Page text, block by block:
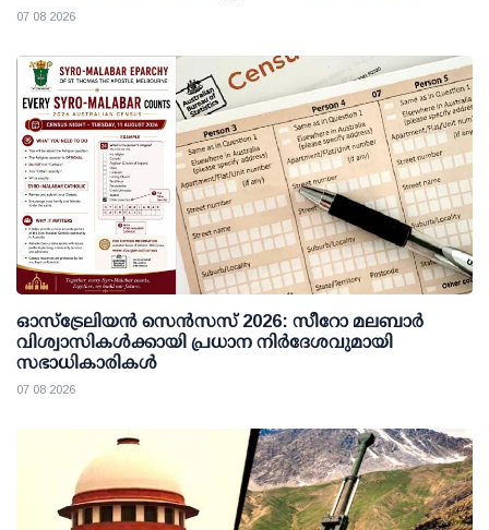
07 08 2026
ഓസ്ട്രേലിയൻ സെൻസസ് 2026: സീറോ മലബാർ
വിശ്വാസികൾക്കായി പ്രധാന നിർദേശവുമായി
സഭാധികാരികൾ
07 08 2026